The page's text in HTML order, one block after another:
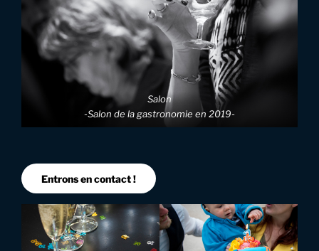
Salon
-Salon de la gastronomie en 2019-
Entrons en contact !